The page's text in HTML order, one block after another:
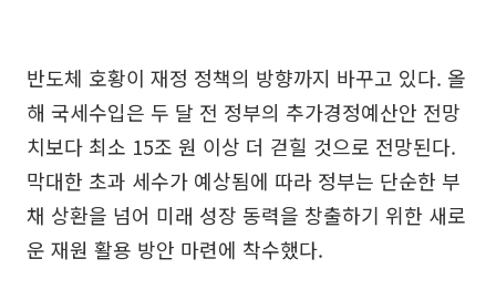
반도체 호황이 재정 정책의 방향까지 바꾸고 있다. 올
해 국세수입은 두 달 전 정부의 추가경정예산안 전망
치보다 최소 15조 원 이상 더 걷힐 것으로 전망된다.
막대한 초과 세수가 예상됨에 따라 정부는 단순한 부
채 상환을 넘어 미래 성장 동력을 창출하기 위한 새로
운 재원 활용 방안 마련에 착수했다.